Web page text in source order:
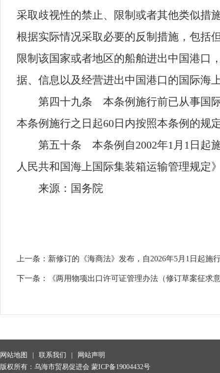
采取歧视性的禁止、限制或者其他类似措
根据实际情况采取必要的反制措施，包括
限制该国家或者地区的船舶进出中国港口
据、信息以及经营进出中国港口的国际海
第四十九条 本条例施行前已从事国际
本条例施行之日起60日内按照本条例的规
第五十条 本条例自2002年1月1日起施
人民共和国海上国际集装箱运输管理规定
来源：国务院
上一条： 新修订的《海商法》发布，自2026年5月1日起施
下一条： 《两用物项出口许可证管理办法（修订草案征求
网站地图 | 联系我们 |
网站声明
版权所有：乌海市贸易促进会 蒙ICP备19004432号